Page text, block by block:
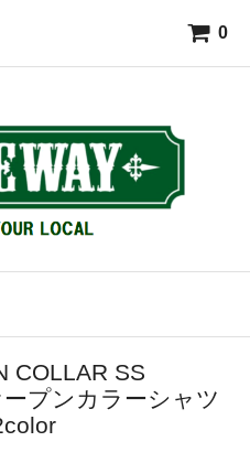
0
COLLAR SS
プンカラーシャツ